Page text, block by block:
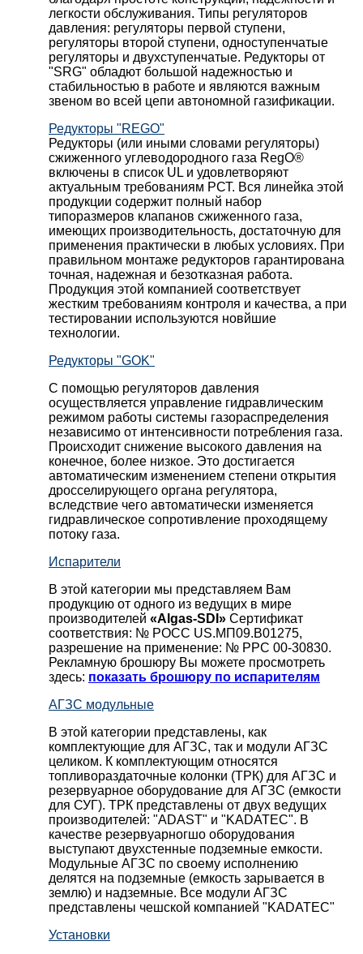
легкости обслуживания. Типы регуляторов
давления: регуляторы первой ступени,
регуляторы второй ступени, одноступенчатые
регуляторы и двухступенчатые. Редукторы от
"SRG" обладют большой надежностью и
стабильностью в работе и являются важным
звеном во всей цепи автономной газификации.
Редукторы "REGO"
Редукторы (или иными словами регуляторы)
сжиженного углеводородного газа RegO®
включены в список UL и удовлетворяют
актуальным требованиям РСТ. Вся линейка этой
продукции содержит полный набор
типоразмеров клапанов сжиженного газа,
имеющих производительность, достаточную для
применения практически в любых условиях. При
правильном монтаже редукторов гарантирована
точная, надежная и безотказная работа.
Продукция этой компанией соответствует
жестким требованиям контроля и качества, а при
тестировании используются новйшие
технологии.
Редукторы "GOK"
С помощью регуляторов давления
осуществляется управление гидравлическим
режимом работы системы газораспределения
независимо от интенсивности потребления газа.
Происходит снижение высокого давления на
конечное, более низкое. Это достигается
автоматическим изменением степени открытия
дросселирующего органа регулятора,
вследствие чего автоматически изменяется
гидравлическое сопротивление проходящему
потоку газа.
Испарители
В этой категории мы представляем Вам
продукцию от одного из ведущих в мире
производителей «Algas-SDI» Сертификат
соответствия: № РОСС US.МП09.В01275,
разрешение на применение: № РРС 00-30830.
Рекламную брошюру Вы можете просмотреть
здесь: показать брошюру по испарителям
АГЗС модульные
В этой категории представлены, как
комплектующие для АГЗС, так и модули АГЗС
целиком. К комплектующим относятся
топливораздаточные колонки (ТРК) для АГЗС и
резервуарное оборудование для АГЗС (емкости
для СУГ). ТРК представлены от двух ведущих
производителей: "ADAST" и "KADATEC". В
качестве резервуарногшо оборудования
выступают двухстенные подземные емкости.
Модульные АГЗС по своему исполнению
делятся на подземные (емкость зарывается в
землю) и надземные. Все модули АГЗС
представлены чешской компанией "KADATEC"
Установки